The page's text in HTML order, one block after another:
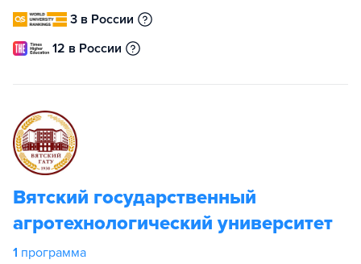
3 в России
12 в России
Вятский государственный
агротехнологический университет
1 программа